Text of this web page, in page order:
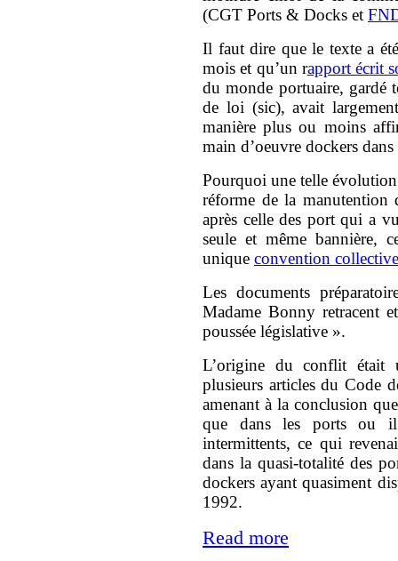
(CGT Ports & Docks et
Il faut dire que le texte a
mois et qu’un rapport écrit
du monde portuaire, gardé
de loi (sic), avait
manière plus ou moins
main d’oeuvre dockers
Pourquoi une telle
réforme de la manutention
après celle des port qui a
seule et même bannière,
unique convention collective
Les documents
Madame Bonny retracent
poussée législative ».
L’origine du conflit était
plusieurs articles du Code
amenant à la conclusion
que dans les ports ou
intermittents, ce qui
dans la quasi-totalité des
dockers ayant quasiment
1992.
Read more